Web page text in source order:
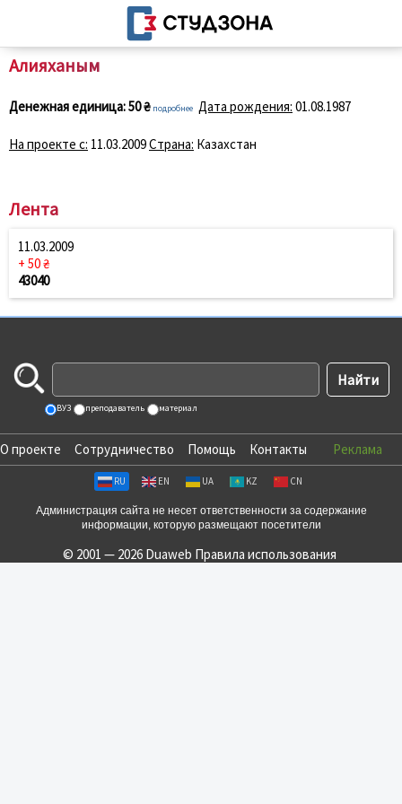
Алияханым
Денежная единица:50 ₴ подробнее Дата рождения: 01.08.1987
На проекте с: 11.03.2009Страна: Казахстан
Лента
11.03.2009
+ 50 ₴
43040
ВУЗ преподаватель материал
О проекте Сотрудничество Помощь Контакты Реклама
RU EN UA KZ CN
Администрация сайта не несет ответственности за содержание
информации, которую размещают посетители
© 2001 — 2026 Duaweb Правила использования